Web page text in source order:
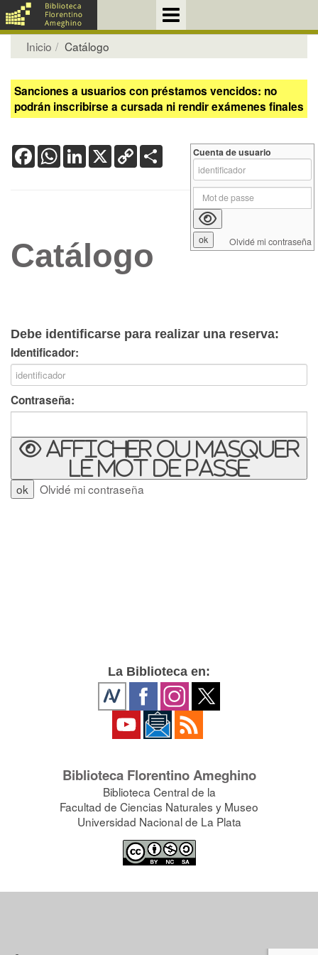
Inicio Catálogo
Sanciones a usuarios con préstamos vencidos: no
podrán inscribirse a cursada ni rendir exámenes finales
FacebookWhatsApp
LinkedIn
X Copy
Link
Catálogo
Debe identificarse para realizar una reserva:
Identificador:
Contraseña:
Afficher ou masquer
le mot de passe
Olvidé mi contraseña
Cuenta de usuario
Olvidé mi contraseña
La Biblioteca en:
Biblioteca Florentino Ameghino
Biblioteca Central de la
Facultad de Ciencias Naturales y Museo
Universidad Nacional de La Plata